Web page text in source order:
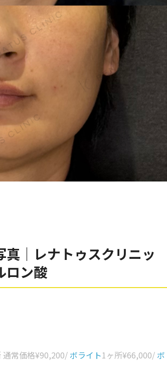
｜レナトゥスクリニッ
ロン酸
通常価格¥90,200/ ボライト1ヶ所¥66,000/ ボ